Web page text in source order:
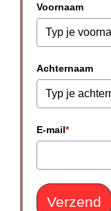
Voornaam
Achternaam
E-mail*
Verzend